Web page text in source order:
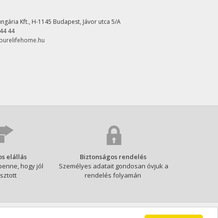
Kft., H-1145 Budapest, Jávor utca 5/A
44
elállás
hogy jól
Biztonságos rendelés
Személyes adatait gondosan óvjuk a
rendelés folyamán